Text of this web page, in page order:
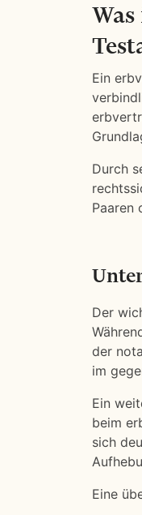
Ein
Durch
Paaren
Der
der
im
Ein
beim
sich
Eine